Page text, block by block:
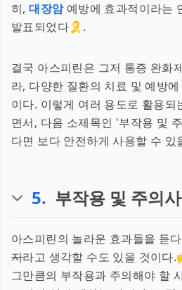
히,대장암예방에 효과적이라는
발표되었다🎗️.
결국 아스피린은 그저 통증 완화
라, 다양한 질환의 치료 및 예방
이다. 이렇게 여러 용도로 활용
면서, 다음 소제목인 '부작용 및
다면 보다 안전하게 사용할 수
5. 부작용 및 주의
아스피린의 놀라운 효과들을 듣
지라고 생각할 수도 있을 것이다
그만큼의 부작용과 주의해야 할